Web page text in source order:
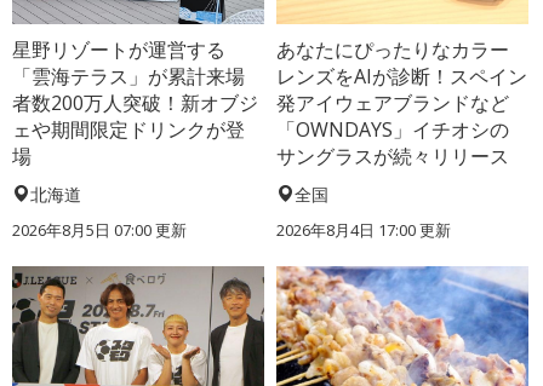
星野リゾートが運営する
「雲海テラス」が累計来場
者数200万人突破！新オブジ
ェや期間限定ドリンクが登
場
北海道
2026年8月5日 07:00更新
あなたにぴったりなカラー
レンズをAIが診断！スペイン
発アイウェアブランドなど
「OWNDAYS」イチオシの
サングラスが続々リリース
全国
2026年8月4日 17:00更新